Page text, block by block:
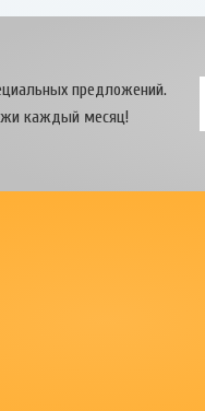
предложений.
каждый месяц!